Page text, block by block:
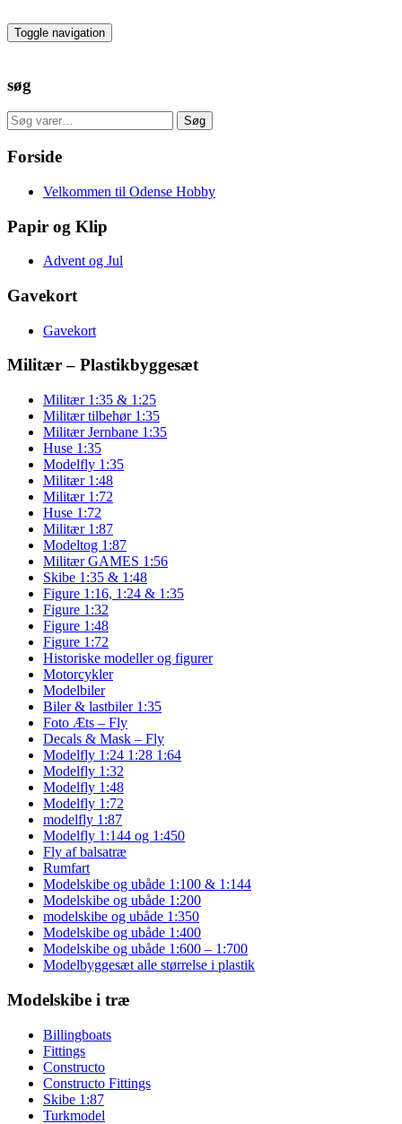
to
the
Toggle navigation
søg
Søg
efter:
Søg
Forside
Velkommen til Odense Hobby
Papir og Klip
Advent og Jul
Gavekort
Gavekort
Militær – Plastikbyggesæt
Militær 1:35 & 1:25
Militær tilbehør 1:35
Militær Jernbane 1:35
Huse 1:35
Modelfly 1:35
Militær 1:48
Militær 1:72
Huse 1:72
Militær 1:87
Modeltog 1:87
Militær GAMES 1:56
Skibe 1:35 & 1:48
Figure 1:16, 1:24 & 1:35
Figure 1:32
Figure 1:48
Figure 1:72
Historiske modeller og figurer
Motorcykler
Modelbiler
Biler & lastbiler 1:35
Foto Æts – Fly
Decals & Mask – Fly
Modelfly 1:24 1:28 1:64
Modelfly 1:32
Modelfly 1:48
Modelfly 1:72
modelfly 1:87
Modelfly 1:144 og 1:450
Fly af balsatræ
Rumfart
Modelskibe og ubåde 1:100 & 1:144
Modelskibe og ubåde 1:200
modelskibe og ubåde 1:350
Modelskibe og ubåde 1:400
Modelskibe og ubåde 1:600 – 1:700
Modelbyggesæt alle størrelse i plastik
Modelskibe i træ
Billingboats
Fittings
Constructo
Constructo Fittings
Skibe 1:87
Turkmodel